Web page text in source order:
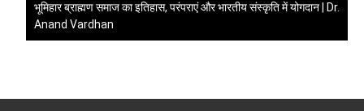
भूमिहार ब्राह्मण समाज का इतिहास, परंपराएं और भारतीय संस्कृति में योगदान | Dr.
Anand Vardhan